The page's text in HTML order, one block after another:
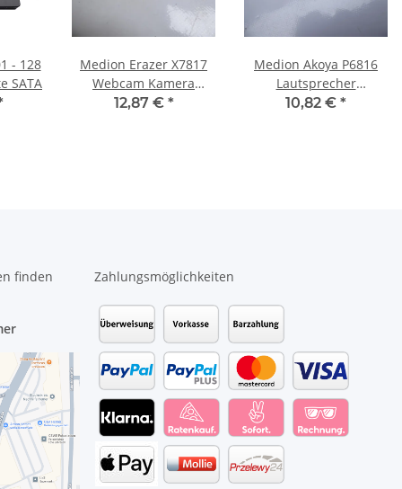
- 128
SATA
Medion Erazer X7817
Webcam Kamera
Modul S1F-0004100-
12,87 € *
Medion Akoya P6816
Lautsprecher
Subwoofer #3946
10,82 € *
finden
Zahlungsmöglichkeiten